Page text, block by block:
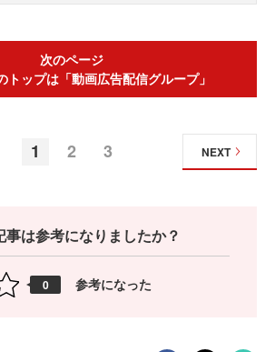
次のページ
トップは「動画広告配信グループ」
1 2 3 NEXT
事は参考になりましたか？
0 参考になった